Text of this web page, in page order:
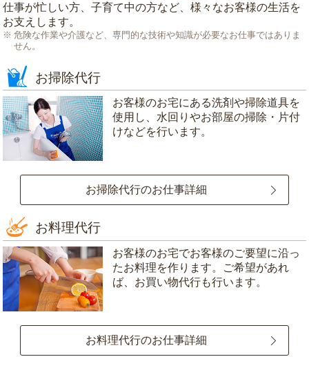
仕事が忙しい方、子育て中の方など、様々なお客様の生活を
お支えします。
危険な作業や介護など、専門的な技術や知識が必要なお仕事ではありま
せん。
お掃除代行
お客様のお宅にある洗剤や掃除道具を
使用し、水回りやお部屋の掃除・片付
けなどを行います。
お掃除代行のお仕事詳細
お料理代行
お客様のお宅でお客様のご要望に沿っ
たお料理を作ります。ご希望があれ
ば、お買い物代行も行います。
お料理代行のお仕事詳細